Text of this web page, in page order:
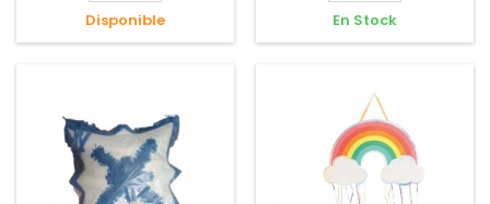
Disponible En Stock